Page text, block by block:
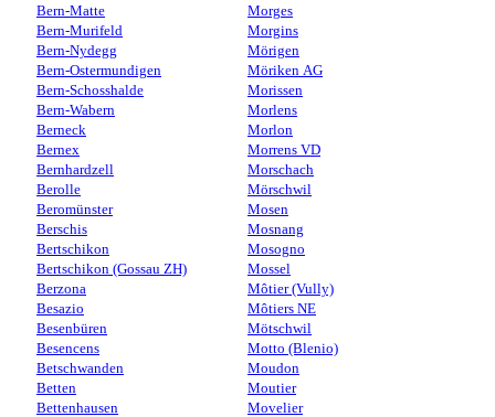
Bern-Matte
Bern-Murifeld
Bern-Nydegg
Bern-Ostermundigen
Bern-Schosshalde
Bern-Wabern
Berneck
Bernex
Bernhardzell
Berolle
Beromünster
Berschis
Bertschikon
Bertschikon (Gossau ZH)
Berzona
Besazio
Besenbüren
Besencens
Betschwanden
Betten
Bettenhausen
Morges
Morgins
Mörigen
Möriken AG
Morissen
Morlens
Morlon
Morrens VD
Morschach
Mörschwil
Mosen
Mosnang
Mosogno
Mossel
Môtier (Vully)
Môtiers NE
Mötschwil
Motto (Blenio)
Moudon
Moutier
Movelier